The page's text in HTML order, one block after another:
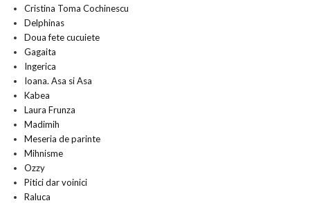
Cristina Toma Cochinescu
Delphinas
Doua fete cucuiete
Gagaita
Ingerica
Ioana. Asa si Asa
Kabea
Laura Frunza
Madimih
Meseria de parinte
Mihnisme
Ozzy
Pitici dar voinici
Raluca